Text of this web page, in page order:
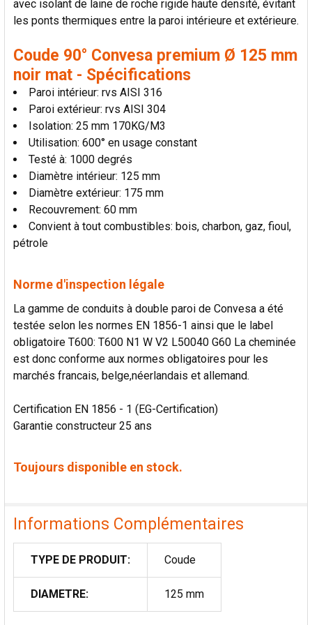
LA
SÉLECTION
AU PANIER
avec isolant de laine de roche rigide haute densité, évitant
les ponts thermiques entre la paroi intérieure et extérieure.
Coude 90° Convesa premium Ø 125 mm
noir mat - Spécifications
Paroi intérieur: rvs AISI 316
Paroi extérieur: rvs AISI 304
Isolation: 25 mm 170KG/M3
Utilisation: 600° en usage constant
Testé à: 1000 degrés
Diamètre intérieur: 125 mm
Diamètre extérieur: 175 mm
Recouvrement: 60 mm
Convient à tout combustibles: bois, charbon, gaz, fioul,
pétrole
Norme d'inspection légale
La gamme de conduits à double paroi de Convesa a été
testée selon les normes EN 1856-1 ainsi que le label
obligatoire T600: T600 N1 W V2 L50040 G60 La cheminée
est donc conforme aux normes obligatoires pour les
marchés francais, belge,néerlandais et allemand.
Certification EN 1856 - 1 (EG-Certification)
Garantie constructeur 25 ans
Toujours disponible en stock.
Informations Complémentaires
TYPE DE PRODUIT: Coude
DIAMETRE: 125 mm